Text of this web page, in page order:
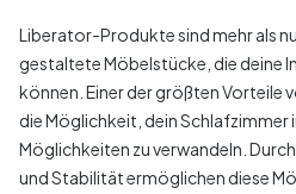
Liberator-Produkte sind mehr als
gestaltete Möbelstücke, die deine
können. Einer der größten Vorteile
die Möglichkeit, dein Schlafzimmer
Möglichkeiten zu verwandeln.
und Stabilität ermöglichen diese